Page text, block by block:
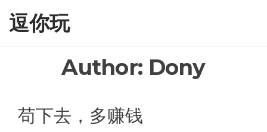
the逗你玩
Author: Dony
苟下去，多赚钱